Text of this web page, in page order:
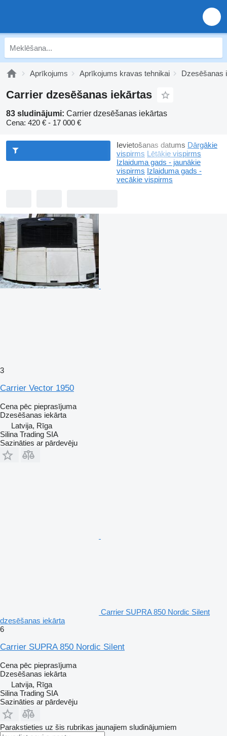
Aprīkojums Aprīkojums kravas tehnikai Dzesēšanas
Carrier dzesēšanas iekārtas
83 sludinājumi: Carrier dzesēšanas iekārtas
Cena: 420 € - 17 000 €
Ievietošanas datums Dārgākie
vispirms Lētākie vispirms
Izlaiduma gads - jaunākie
vispirms Izlaiduma gads -
vecākie vispirms
3
Carrier Vector 1950
Cena pēc pieprasījuma
Dzesēšanas iekārta
Latvija, Rīga
Silina Trading SIA
Sazināties ar pārdevēju
Carrier SUPRA 850 Nordic Silent
dzesēšanas iekārta
6
Carrier SUPRA 850 Nordic Silent
Cena pēc pieprasījuma
Dzesēšanas iekārta
Latvija, Rīga
Silina Trading SIA
Sazināties ar pārdevēju
Parakstieties uz šis rubrikas jaunajiem sludinājumiem